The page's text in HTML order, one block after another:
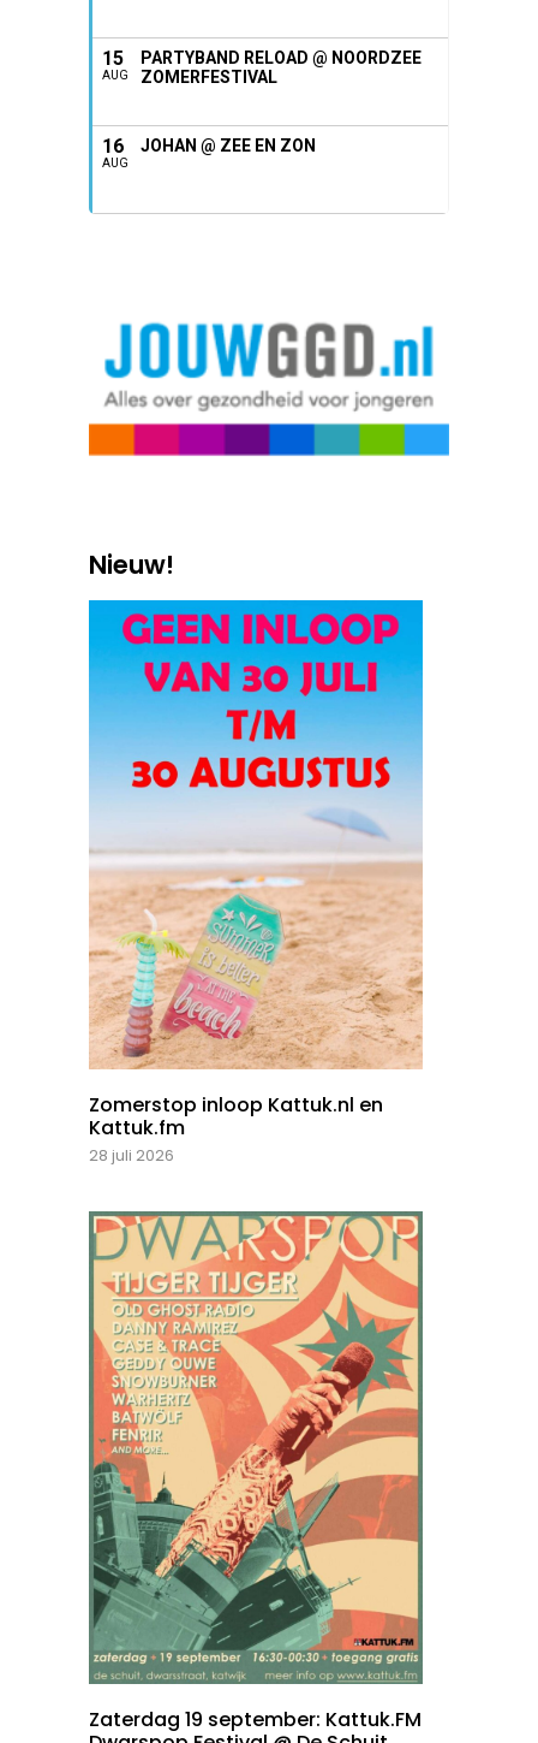
15
AUG
PARTYBAND RELOAD @ NOORDZEE
ZOMERFESTIVAL
16
AUG
JOHAN @ ZEE EN ZON
Nieuw!
Zomerstop inloop Kattuk.nl en
Kattuk.fm
28 juli 2026
Zaterdag 19 september: Kattuk.FM